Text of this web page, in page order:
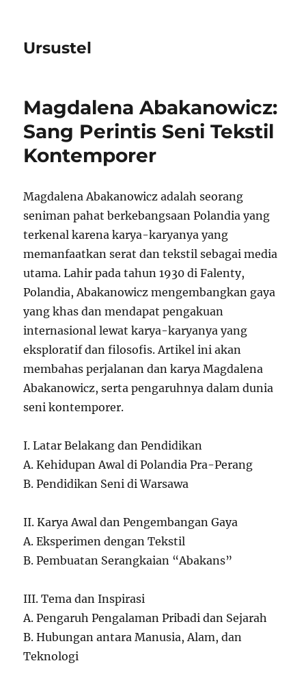
Ursustel
Magdalena Abakanowicz:
Sang Perintis Seni Tekstil
Kontemporer
Magdalena Abakanowicz adalah seorang
seniman pahat berkebangsaan Polandia yang
terkenal karena karya-karyanya yang
memanfaatkan serat dan tekstil sebagai media
utama. Lahir pada tahun 1930 di Falenty,
Polandia, Abakanowicz mengembangkan gaya
yang khas dan mendapat pengakuan
internasional lewat karya-karyanya yang
eksploratif dan filosofis. Artikel ini akan
membahas perjalanan dan karya Magdalena
Abakanowicz, serta pengaruhnya dalam dunia
seni kontemporer.
I. Latar Belakang dan Pendidikan
A. Kehidupan Awal di Polandia Pra-Perang
B. Pendidikan Seni di Warsawa
II. Karya Awal dan Pengembangan Gaya
A. Eksperimen dengan Tekstil
B. Pembuatan Serangkaian “Abakans”
III. Tema dan Inspirasi
A. Pengaruh Pengalaman Pribadi dan Sejarah
B. Hubungan antara Manusia, Alam, dan
Teknologi